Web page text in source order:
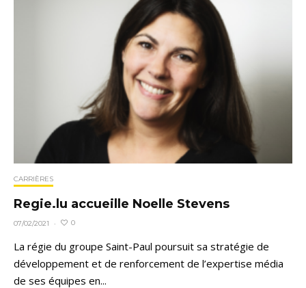
CARRIÈRES
Regie.lu accueille Noelle Stevens
07/02/2021 · 0
La régie du groupe Saint-Paul poursuit sa stratégie de
développement et de renforcement de l’expertise média
de ses équipes en...